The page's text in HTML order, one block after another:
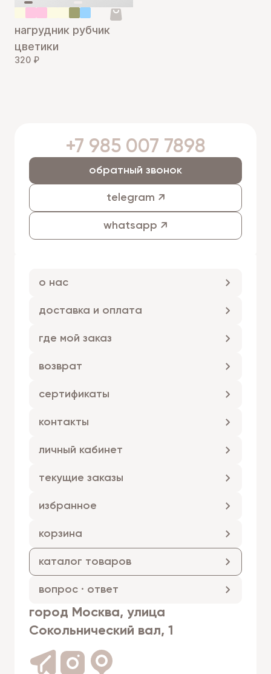
нагрудник рубчик
цветики
320 ₽
+7 985 007 7898
telegram ↗
whatsapp ↗
обратный звонок
город Москва, улица
Сокольнический вал, 1
о нас
доставка и оплата
где мой заказ
возврат
сертификаты
контакты
личный кабинет
текущие заказы
избранное
корзина
каталог товаров
вопрос · ответ